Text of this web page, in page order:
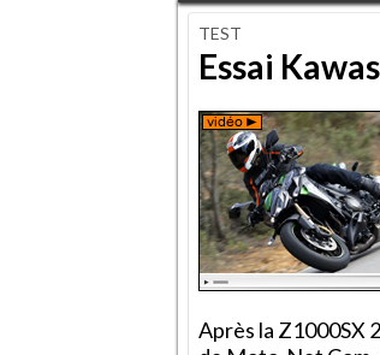
TEST
Essai
Après la Z1000SX